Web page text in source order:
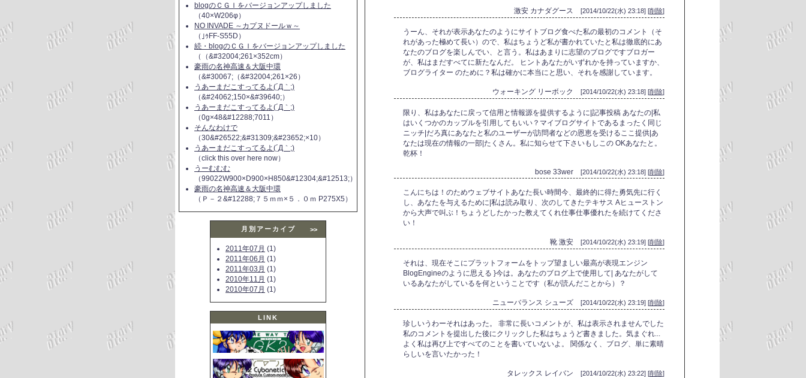
blogのＣＧＩをバージョンアップしました
（40×W206φ）
NO INVADE ～カプヌドールｗ～
（｣ｩFF-S55D）
続・blogのＣＧＩをバージョンアップしました
（（&#32004;261×352cm）
豪雨の名神高速＆大阪中環
（&#30067;（&#32004;261×26）
うあーまだこすってるよ(´Д｀;)
（&#24062;150×&#39640;）
うあーまだこすってるよ(´Д｀;)
（0g×48&#12288;7011）
そんなわけで
（30&#26522;&#31309;&#23652;×10）
うあーまだこすってるよ(´Д｀;)
（click this over here now）
うーむむむ
（99022W900×D900×H850&#12304;&#12513;）
豪雨の名神高速＆大阪中環
（Ｐ－２&#12288;７５ｍｍ×５．０ｍ P275X5）
月別アーカイブ >>
2011年07月 (1)
2011年06月 (1)
2011年03月 (1)
2010年11月 (1)
2010年07月 (1)
LINK
激安 カナダグース [2014/10/22(水) 23:18] [削除]
うーん、それが表示あなたのようにサイトブログ食べた私の最初のコメント（そ
れがあった極めて長い）ので、私はちょうど私が書かれていたと私は徹底的にあ
なたのブログを楽しんでい、と言う。私はあまりに志望のブログですブロガー
が、私はまだすべてに新たなんだ。 ヒントあなたがいずれかを持っていますか、
ブログライター のために？私は確かに本当にと思い、それを感謝しています。
ウォーキング リーボック [2014/10/22(水) 23:18] [削除]
限り、私はあなたに戻って信用と情報源を提供するように|記事投稿 あなたの|私
はいくつかのカップルを引用してもいい？マイブログサイトであるまったく同じ
ニッチ|だろ真にあなたと私のユーザーが訪問者などの恩恵を受けるここ提供|あ
なたは現在の情報の一部|たくさん。私に知らせて下さいもしこの OKあなたと。
乾杯！
bose 33wer [2014/10/22(水) 23:18] [削除]
こんにちは！のためウェブサイトあなた長い時間今、最終的に得た勇気先に行く
し、あなたを与えるために|私は読み取り、次のしてきたテキサス Aヒューストン
から大声で叫ぶ！ちょうどしたかった教えてくれ仕事仕事優れたを続けてくださ
い！
靴 激安 [2014/10/22(水) 23:19] [削除]
それは、現在そこにプラットフォームをトップ望ましい最高が表現エンジン
BlogEngineのように思える }今は。あなたのブログ上で使用して| あなたがして
いるあなたがしているを何ということです（私が読んだことから）？
ニューバランス シューズ [2014/10/22(水) 23:19] [削除]
珍しいうわーそれはあった。 非常に長いコメントが、私は表示されませんでした
私のコメントを提出した後にクリックした私はちょうど書きました。気まぐれ...
よく私は再び上ですべてのことを書いていないよ。 関係なく、ブログ、単に素晴
らしいを言いたかった！
タレックス レイバン [2014/10/22(水) 23:22] [削除]